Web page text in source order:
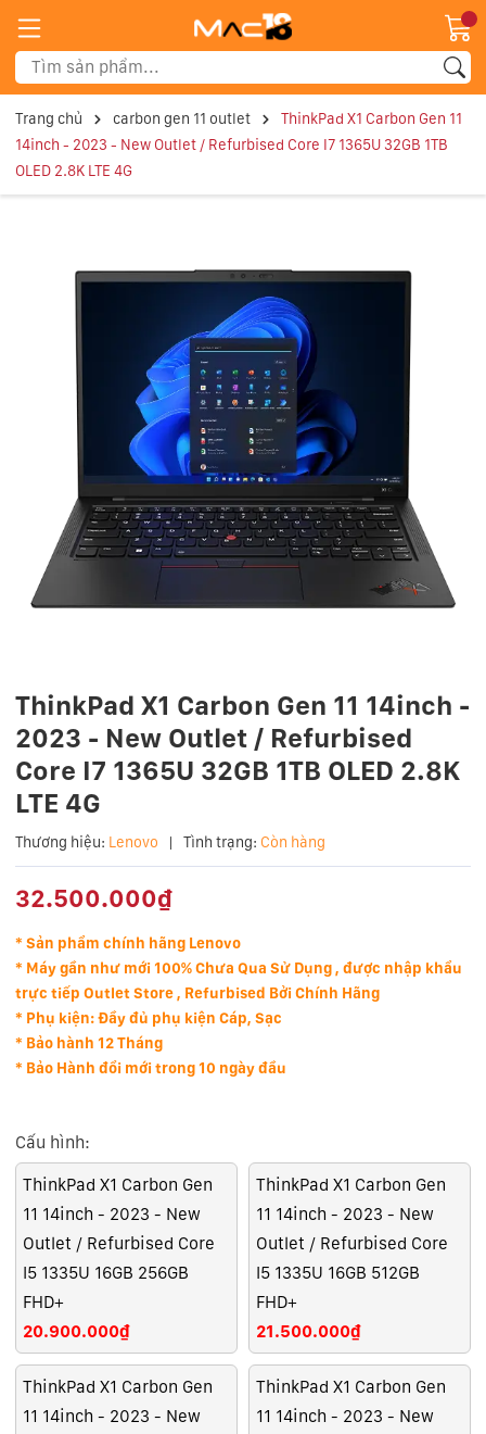
Trang chủ carbon gen 11 outlet
ThinkPad X1 Carbon Gen 11
14inch - 2023 - New Outlet / Refurbised Core I7 1365U 32GB 1TB
OLED 2.8K LTE 4G
ThinkPad X1 Carbon Gen 11 14inch -
2023 - New Outlet / Refurbised
Core I7 1365U 32GB 1TB OLED 2.8K
LTE 4G
Thương hiệu: Lenovo | Tình trạng: Còn hàng
32.500.000₫
* Sản phẩm chính hãng Lenovo
* Máygần như mới100% Chưa Qua Sử Dụng , được nhập khẩu
trực tiếp Outlet Store , Refurbised Bởi Chính Hãng
* Phụ kiện: Đầy đủ phụ kiện Cáp, Sạc
* Bảo hành 12 Tháng
* Bảo Hành đổi mới trong 10 ngày đầu
Cấu hình:
ThinkPad X1 Carbon Gen
11 14inch - 2023 - New
Outlet / Refurbised Core
I5 1335U 16GB 256GB
FHD+
20.900.000₫
ThinkPad X1 Carbon Gen
11 14inch - 2023 - New
Outlet / Refurbised Core
I5 1335U 16GB 512GB
FHD+
21.500.000₫
ThinkPad X1 Carbon Gen
11 14inch - 2023 - New
ThinkPad X1 Carbon Gen
11 14inch - 2023 - New